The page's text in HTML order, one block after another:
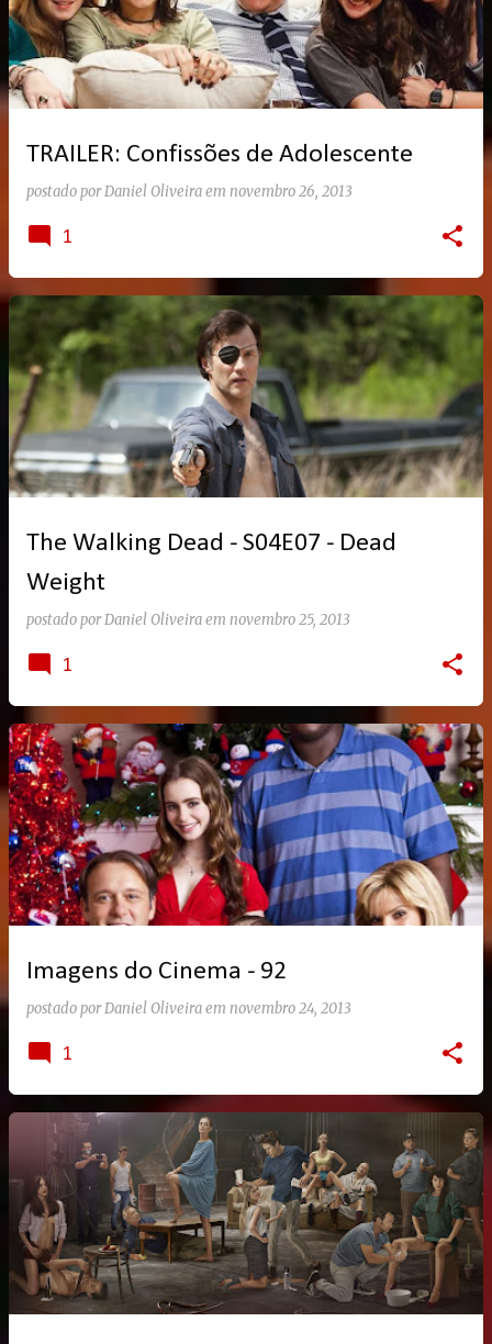
TRAILER: Confissões de Adolescente
postado porDaniel Oliveiraem novembro 26, 2013
1
The Walking Dead - S04E07 - Dead
Weight
postado porDaniel Oliveiraem novembro 25, 2013
1
Imagens do Cinema - 92
postado porDaniel Oliveiraem novembro 24, 2013
1